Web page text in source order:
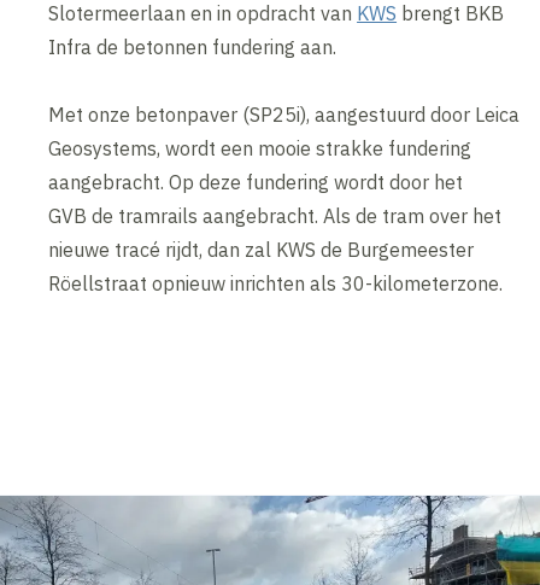
Slotermeerlaan en in opdracht van KWS brengt BKB
Infra de betonnen fundering aan.
Met onze betonpaver (SP25i), aangestuurd door Leica
Geosystems, wordt een mooie strakke fundering
aangebracht. Op deze fundering wordt door het
GVB de tramrails aangebracht. Als de tram over het
nieuwe tracé rijdt, dan zal KWS de Burgemeester
Röellstraat opnieuw inrichten als 30-kilometerzone.